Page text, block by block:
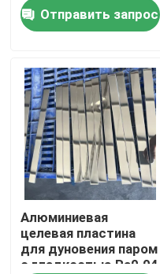
О нас
Путешествие фабрики
Проверка качества
Свяжитесь мы
Новости
Спросите цитату
трубопроводной
техники
Отправить запрос
Алюминиевая
целевая пластина
для дуновения паром
с гладкостью Ra0.04